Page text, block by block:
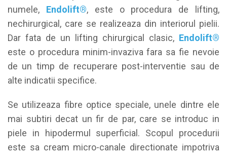
numele, Endolift®, este o procedura de lifting,
nechirurgical, care se realizeaza din interiorul pielii.
Dar fata de un lifting chirurgical clasic, Endolift®
este o procedura minim-invaziva fara sa fie nevoie
de un timp de recuperare post-interventie sau de
alte indicatii specifice.
Se utilizeaza fibre optice speciale, unele dintre ele
mai subtiri decat un fir de par, care se introduc in
piele in hipodermul superficial. Scopul procedurii
este sa cream micro-canale directionate impotriva